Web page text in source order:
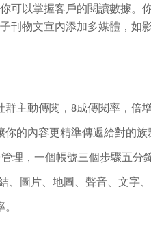
可以掌握客戶的閱讀數據。
刊物文宣內添加多媒體， 如
主動傳閱，8成傳閱率，倍
的內容更精準傳遞給對的族
管理，一個帳號三個步驟五分
、圖片、地圖、聲音、文字
更有效率。